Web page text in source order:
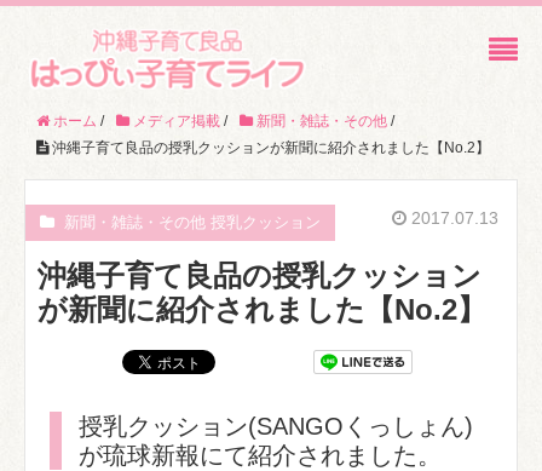
ホーム / メディア掲載 / 新聞・雑誌・その他 /
沖縄子育て良品の授乳クッションが新聞に紹介されました【No.2】
新聞・雑誌・その他 授乳クッション 2017.07.13
沖縄子育て良品の授乳クッション
が新聞に紹介されました【No.2】
授乳クッション(SANGOくっしょん)
が琉球新報にて紹介されました。